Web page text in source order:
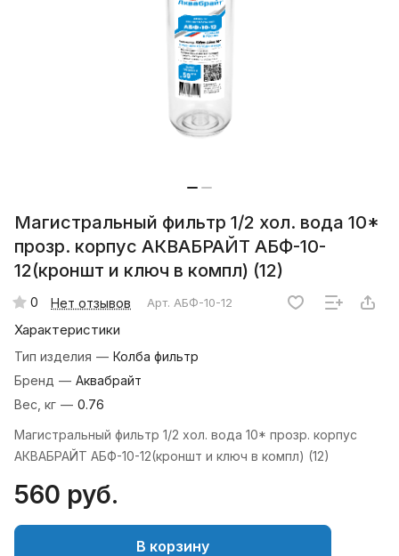
Магистральный фильтр 1/2 хол. вода 10*
прозр. корпус АКВАБРАЙТ АБФ-10-
12(кроншт и ключ в компл) (12)
0 Нет отзывов Арт. АБФ-10-12
Характеристики
Тип изделия — Колба фильтр
Бренд — Аквабрайт
Вес, кг — 0.76
Магистральный фильтр 1/2 хол. вода 10* прозр. корпус
АКВАБРАЙТ АБФ-10-12(кроншт и ключ в компл) (12)
560 руб.
В корзину